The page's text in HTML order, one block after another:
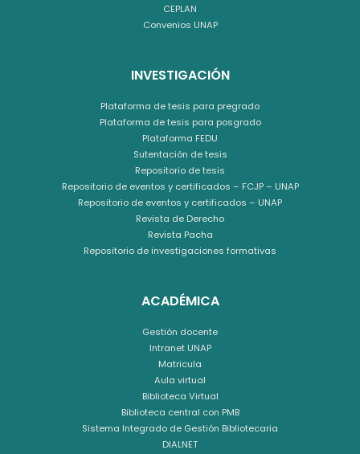
CEPLAN
Convenios UNAP
INVESTIGACIÓN
Plataforma de tesis para pregrado
Plataforma de tesis para posgrado
Plataforma FEDU
Sutentación de tesis
Repositorio de tesis
Repositorio de eventos y certificados – FCJP – UNAP
Repositorio de eventos y certificados – UNAP
Revista de Derecho
Revista Pacha
Repositorio de investigaciones formativas
ACADÉMICA
Gestión docente
Intranet UNAP
Matricula
Aula virtual
Biblioteca Virtual
Biblioteca central con PMB
Sistema Integrado de Gestión Bibliotecaria
DIALNET